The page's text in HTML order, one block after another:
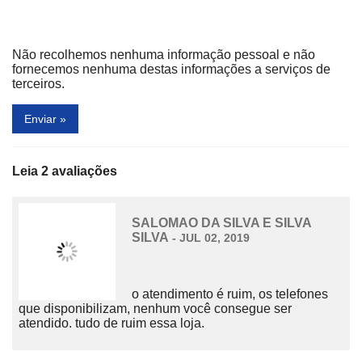
CLARO CLÍNICA SOM DIAGNÓSTICOS
CLUBE MELISSA
CORREIOS
DAMYLLER
DESLUMBRANTE
DIVINO FOGÃO DOCERIA TUDO BOLO
Não recolhemos nenhuma informação pessoal e não
fornecemos nenhuma destas informações a serviços de
terceiros.
Enviar »
Leia 2 avaliações
SALOMAO DA SILVA E SILVA
SILVA - JUL 02, 2019
o atendimento é ruim, os telefones
que disponibilizam, nenhum você consegue ser
atendido. tudo de ruim essa loja.